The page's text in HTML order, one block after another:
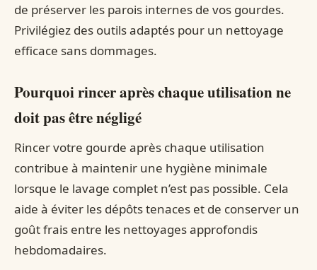
de préserver les parois internes de vos gourdes.
Privilégiez des outils adaptés pour un nettoyage
efficace sans dommages.
Pourquoi rincer après chaque utilisation ne
doit pas être négligé
Rincer votre gourde après chaque utilisation
contribue à maintenir une hygiène minimale
lorsque le lavage complet n’est pas possible. Cela
aide à éviter les dépôts tenaces et de conserver un
goût frais entre les nettoyages approfondis
hebdomadaires.